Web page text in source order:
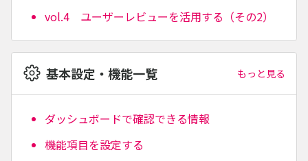
vol.4 ユーザーレビューを活用する（その2）
基本設定・機能一覧 もっと見る
ダッシュボードで確認できる情報
機能項目を設定する